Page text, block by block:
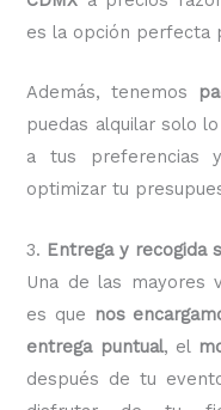
es la opción perfecta
Además, tenemos
puedas alquilar solo
a tus preferencias y
optimizar tu
3. Entrega y recogida
Una de las mayores
es que nos
entrega puntual, el
después de tu